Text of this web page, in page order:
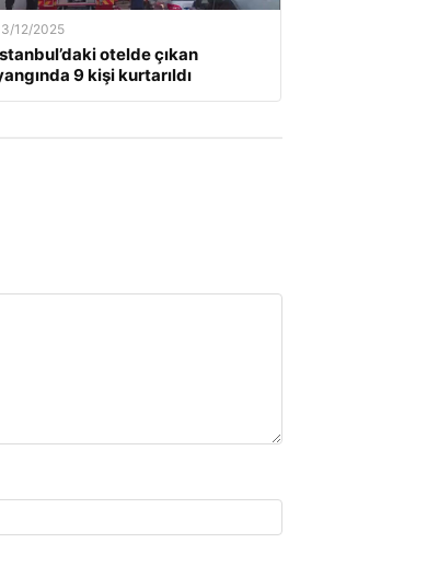
12/2025
otelde çıkan
9 kişi kurtarıldı